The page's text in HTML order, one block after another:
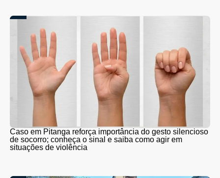
Caso em Pitanga reforça importância do gesto silencioso
de socorro; conheça o sinal e saiba como agir em
situações de violência